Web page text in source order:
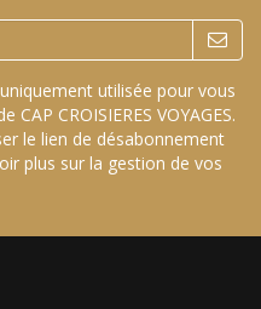
utilisée pour vous
CROISIERES VOYAGES.
le lien de désabonnement
plus sur la gestion de vos